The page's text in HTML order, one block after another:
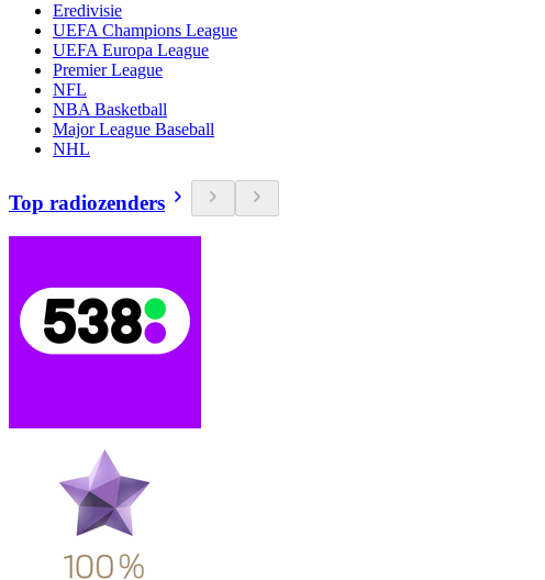
Eredivisie
UEFA Champions League
UEFA Europa League
Premier League
NFL
NBA Basketball
Major League Baseball
NHL
Top radiozenders